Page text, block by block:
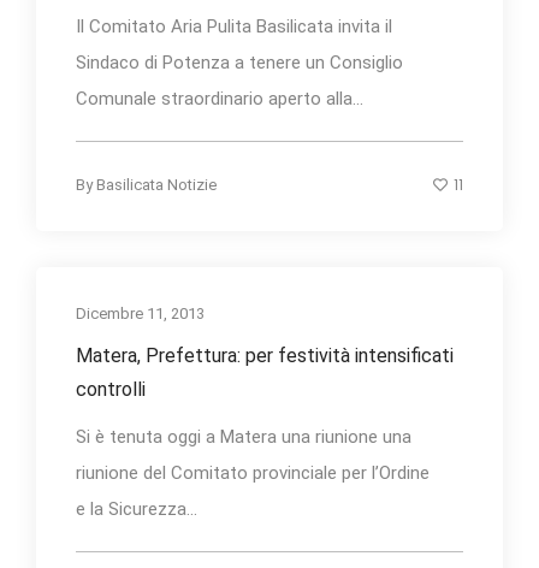
Il Comitato Aria Pulita Basilicata invita il
Sindaco di Potenza a tenere un Consiglio
Comunale straordinario aperto alla...
By Basilicata Notizie 11
Dicembre 11, 2013
Matera, Prefettura: per festività intensificati
controlli
Si è tenuta oggi a Matera una riunione una
riunione del Comitato provinciale per l’Ordine
e la Sicurezza...